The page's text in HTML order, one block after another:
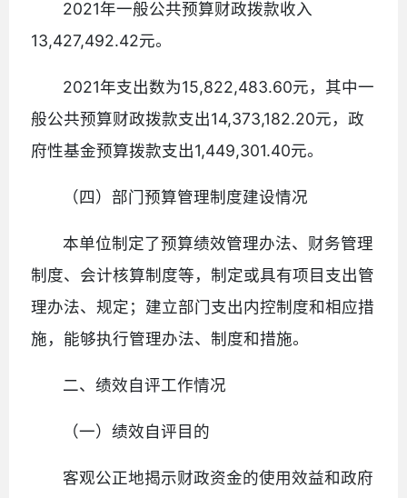
2021年一般公共预算财政拨款收入
13,427,492.42元。
2021年支出数为15,822,483.60元，其中一
般公共预算财政拨款支出14,373,182.20元，政
府性基金预算拨款支出1,449,301.40元。
（四）部门预算管理制度建设情况
本单位制定了预算绩效管理办法、财务管理
制度、会计核算制度等，制定或具有项目支出管
理办法、规定；建立部门支出内控制度和相应措
施，能够执行管理办法、制度和措施。
二、绩效自评工作情况
（一）绩效自评目的
客观公正地揭示财政资金的使用效益和政府